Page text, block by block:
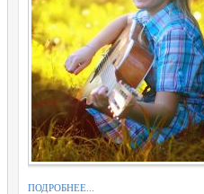
ПОДРОБНЕЕ...